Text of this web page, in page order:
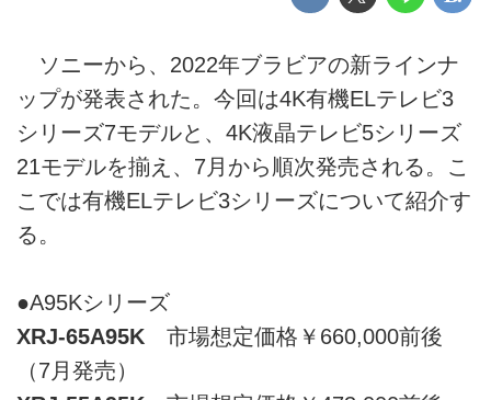
ソニーから、2022年ブラビアの新ラインナ
ップが発表された。今回は4K有機ELテレビ3
シリーズ7モデルと、4K液晶テレビ5シリーズ
21モデルを揃え、7月から順次発売される。こ
こでは有機ELテレビ3シリーズについて紹介す
る。
●A95Kシリーズ
XRJ-65A95K 市場想定価格￥660,000前後
（7月発売）